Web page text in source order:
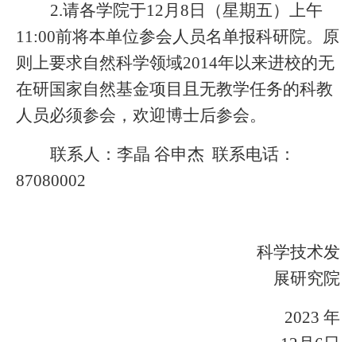
2.请各学院于12月8日（星期五）上午
11:00前将本单位参会人员名单报科研院。原
则上要求自然科学领域2014年以来进校的无
在研国家自然基金项目且无教学任务的科教
人员必须参会，欢迎博士后参会。
联系人：李晶 谷申杰 联系电话：
87080002
科学技术发
展研究院
2023 年